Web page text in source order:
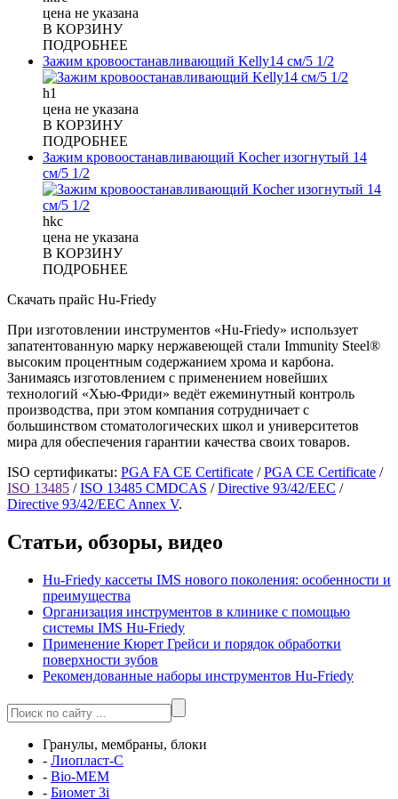
цена не указана
В КОРЗИНУ
ПОДРОБНЕЕ
Зажим кровоостанавливающий Kelly14 см/5 1/2
h1
цена не указана
В КОРЗИНУ
ПОДРОБНЕЕ
Зажим кровоостанавливающий Kocher изогнутый 14
см/5 1/2
hkc
цена не указана
В КОРЗИНУ
ПОДРОБНЕЕ
Скачать прайс Hu-Friedy
При изготовлении инструментов «Hu-Friedy» использует
запатентованную марку нержавеющей стали Immunity Steel®
высоким процентным содержанием хрома и карбона.
Занимаясь изготовлением с применением новейших
технологий «Хью-Фриди» ведёт ежеминутный контроль
производства, при этом компания сотрудничает с
большинством стоматологических школ и университетов
мира для обеспечения гарантии качества своих товаров.
ISO сертификаты: PGA FA CE Certificate /PGA CE Certificate /
ISO 13485 /ISO 13485 CMDCAS /Directive 93/42/EEC /
Directive 93/42/EEC Annex V.
Статьи, обзоры, видео
Hu-Friedy кассеты IMS нового поколения: особенности и
преимущества
Организация инструментов в клинике с помощью
системы IMS Hu-Friedy
Применение Кюрет Грейси и порядок обработки
поверхности зубов
Рекомендованные наборы инструментов Hu-Friedy
Гранулы, мембраны, блоки
- Лиопласт-С
- Bio-MEM
- Биомет 3i